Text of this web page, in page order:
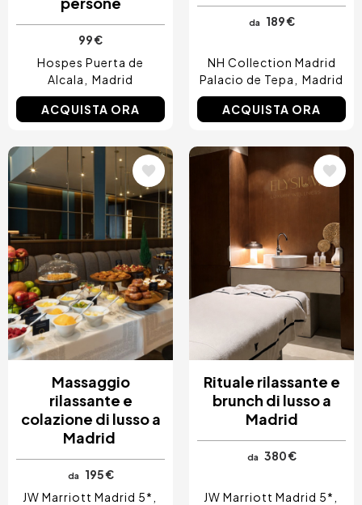
99 €
Hospes Puerta de
Alcala
Madrid
ACQUISTA ORA
da 189 €
NH Collection Madrid
Palacio de Tepa
Madrid
ACQUISTA ORA
Immagine
Massaggio
rilassante e
colazione di lusso a
Madrid
da
195 €
JW Marriott Madrid 5*
Immagine
Rituale rilassante e
brunch di lusso a
Madrid
da 380 €
JW Marriott Madrid 5*